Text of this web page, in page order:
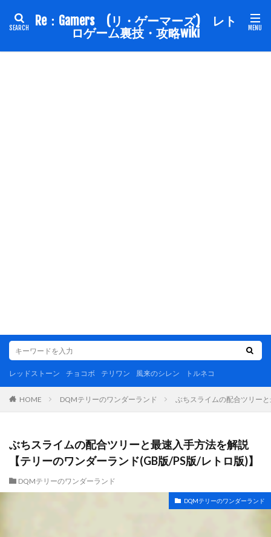
Re：Gamers (リ・ゲーマーズ) レト
ロゲーム裏技・攻略wiki
レッドストーン チョコボ テリワン 風来のシレン トルネコ
HOME DQMテリーのワンダーランド ぶちスライムの配合ツリー
ぶちスライムの配合ツリーと最速入手方法を解説
【テリーのワンダーランド(GB版/PS版/レトロ版)】
DQMテリーのワンダーランド
DQMテリーのワンダーランド